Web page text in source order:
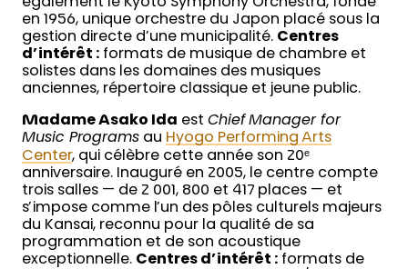
également le Kyoto Symphony Orchestra, fondé
en 1956, unique orchestre du Japon placé sous la
gestion directe d’une municipalité. Centres
d’intérêt : formats de musique de chambre et
solistes dans les domaines des musiques
anciennes, répertoire classique et jeune public.
Madame Asako Ida est Chief Manager for
Music Programs au Hyogo Performing Arts
Center, qui célèbre cette année son 20ᵉ
anniversaire. Inauguré en 2005, le centre compte
trois salles — de 2 001, 800 et 417 places — et
s’impose comme l’un des pôles culturels majeurs
du Kansai, reconnu pour la qualité de sa
programmation et de son acoustique
exceptionnelle. Centres d’intérêt : formats de